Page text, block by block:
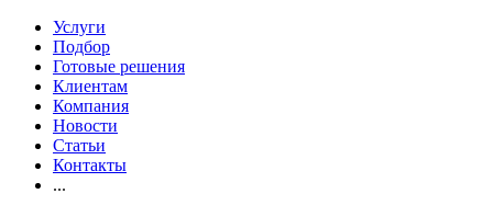
Услуги
Подбор
Готовые решения
Клиентам
Компания
Новости
Статьи
Контакты
...